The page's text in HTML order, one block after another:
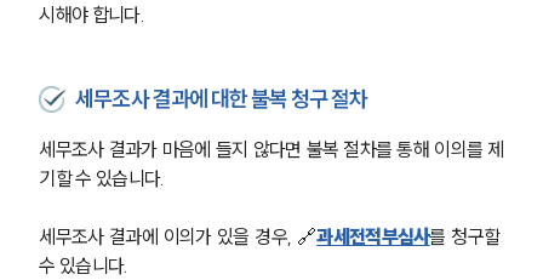
글로벌 파트너 로펌
통합검색
업무사례
시해야 합니다.
세무조사 결과에 대한 불복 청구 절차
세무조사 결과가 마음에 들지 않다면 불복 절차를 통해 이의를 제
기할 수 있습니다.
세무조사 결과에 이의가 있을 경우, 🔗과세전적부심사를 청구할
수 있습니다.